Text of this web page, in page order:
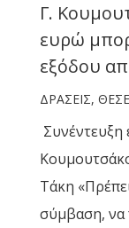
Γ.
ευρώ
εξόδου
ΔΡΑΣΕΙΣ,
Τάκη
σύμβαση, να